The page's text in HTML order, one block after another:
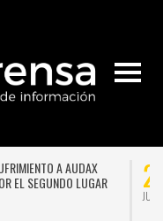
27
UNIVERSIDAD
ITALIANO Y SE